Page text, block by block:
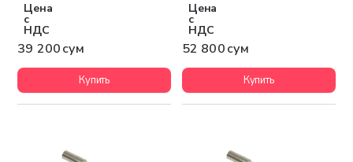
Цена
с
НДС
39 200 сум
Купить
Цена
с
НДС
52 800 сум
Купить